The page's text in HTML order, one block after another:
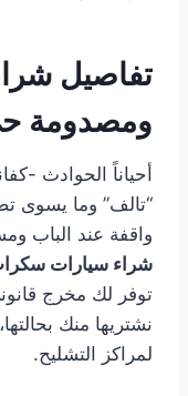
تفاصيل
ومصدومة
أحياناً الحوادث -
“تالف” وما يسوى
واقفة عند الباب
شراء سيارات
توفر لك مخرج
نشتريها منك
لمراكز التشليح.